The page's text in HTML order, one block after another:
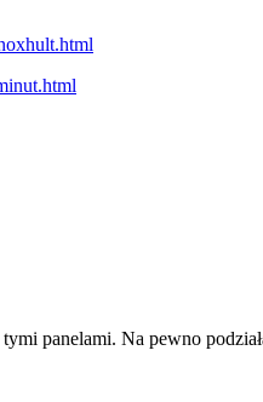
panelami. Na pewno